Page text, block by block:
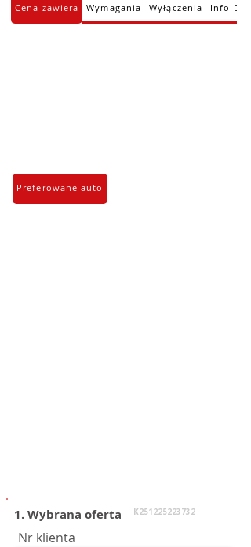
Cena zawiera Wymagania Wyłączenia Info
Preferowane auto
1. Wybrana oferta K251225223732
Nr klienta